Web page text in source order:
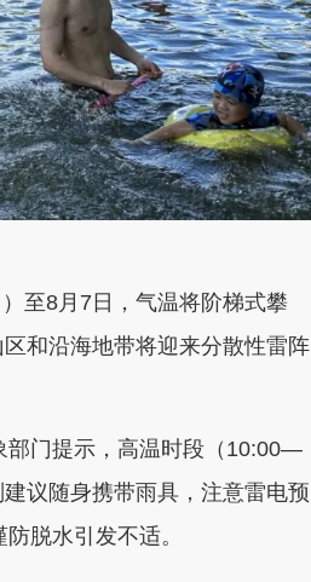
至8月7日，气温将阶梯式攀
和沿海地带将迎来分散性雷阵
部门提示，高温时段（10:00—
议随身携带雨具，注意雷电预
脱水引发不适。